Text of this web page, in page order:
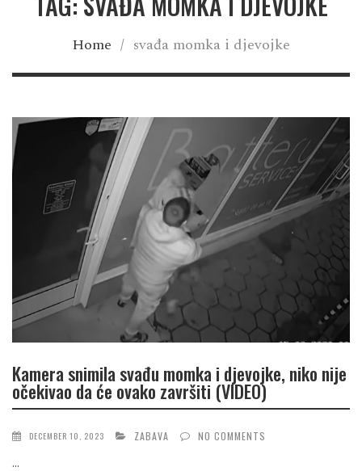
Home / svađa momka i djevojke
Kamera snimila svađu momka i djevojke, niko nije
očekivao da će ovako završiti (VIDEO)
DECEMBER 10, 2023 ZABAVA NO COMMENTS
...